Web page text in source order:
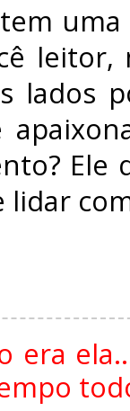
leitor,
lados
Ele
lidar
era